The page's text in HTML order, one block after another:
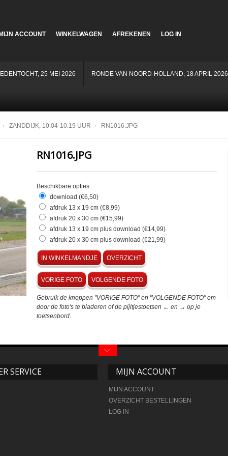
MIJN ACCOUNT WINKELWAGEN AFREKENEN LOG IN
25 MEI 2026 RONDE VAN NOORD-HOLLAND, 18 APRIL 2026
ZANDDIJK, 10.04-10.19 UUR RN1016.JPG
RN1016.JPG
Beschikbare opties:
download (€6,50)
afdruk 13 x 19 cm (€8,99)
afdruk 20 x 30 cm (€15,99)
afdruk 13 x 19 cm plus download (€14,99)
afdruk 20 x 30 cm plus download (€21,99)
IN WINKELMANDJE OVERZICHT
VORIGE FOTO VOLGENDE FOTO
Gebruik de knoppen "VORIGE FOTO" en "VOLGENDE FOTO" om
door de foto's te bladeren of de pijltjestoetsen ← en → op je
toetsenbord.
SERVICE MIJN ACCOUNT
MIJN ACCOUNT
OVERZICHT BESTELLINGEN
LOG IN